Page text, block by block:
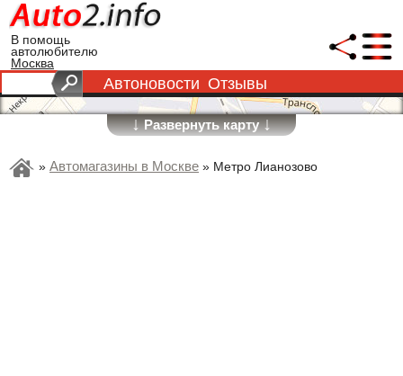
В помощь
автолюбителю
Москва
Автоновости Отзывы
↓Развернуть карту↓
» Автомагазины в Москве » Метро Лианозово